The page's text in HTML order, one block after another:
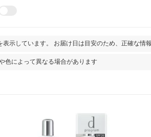
示しています。 お届け日は目安のため、正確な情
色によって異なる場合があります